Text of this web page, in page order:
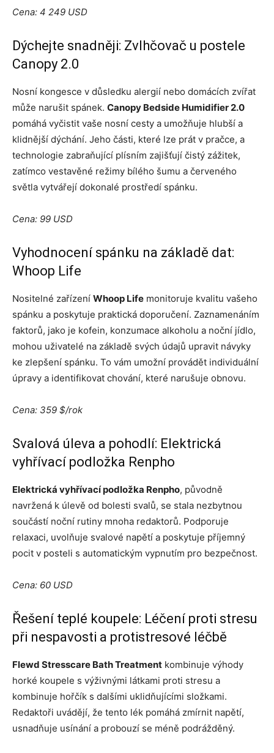
Cena: 4 249 USD
Dýchejte snadněji: Zvlhčovač u postele
Canopy 2.0
Nosní kongesce v důsledku alergií nebo domácích zvířat
může narušit spánek. Canopy Bedside Humidifier 2.0
pomáhá vyčistit vaše nosní cesty a umožňuje hlubší a
klidnější dýchání. Jeho části, které lze prát v pračce, a
technologie zabraňující plísním zajišťují čistý zážitek,
zatímco vestavěné režimy bílého šumu a červeného
světla vytvářejí dokonalé prostředí spánku.
Cena: 99 USD
Vyhodnocení spánku na základě dat:
Whoop Life
Nositelné zařízení Whoop Life monitoruje kvalitu vašeho
spánku a poskytuje praktická doporučení. Zaznamenáním
faktorů, jako je kofein, konzumace alkoholu a noční jídlo,
mohou uživatelé na základě svých údajů upravit návyky
ke zlepšení spánku. To vám umožní provádět individuální
úpravy a identifikovat chování, které narušuje obnovu.
Cena: 359 $/rok
Svalová úleva a pohodlí: Elektrická
vyhřívací podložka Renpho
Elektrická vyhřívací podložka Renpho, původně
navržená k úlevě od bolesti svalů, se stala nezbytnou
součástí noční rutiny mnoha redaktorů. Podporuje
relaxaci, uvolňuje svalové napětí a poskytuje příjemný
pocit v posteli s automatickým vypnutím pro bezpečnost.
Cena: 60 USD
Řešení teplé koupele: Léčení proti stresu
při nespavosti a protistresové léčbě
Flewd Stresscare Bath Treatment kombinuje výhody
horké koupele s výživnými látkami proti stresu a
kombinuje hořčík s dalšími uklidňujícími složkami.
Redaktoři uvádějí, že tento lék pomáhá zmírnit napětí,
usnadňuje usínání a probouzí se méně podrážděný.